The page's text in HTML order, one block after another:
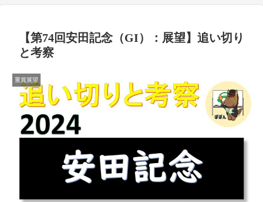
【第74回安田記念（GI）：展望】追い切り
と考察
重賞展望